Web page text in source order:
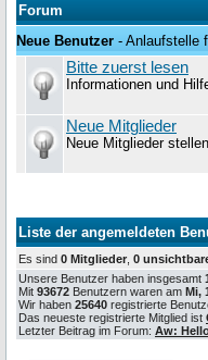
Forum
Neue Benutzer - Anlaufstelle
Bitte zuerst lesen
Informationen und
Neue Mitglieder
Neue Mitglieder
Liste der angemeldeten
Es sind 0 Mitglieder 0
Unsere Benutzer haben insgesamt
Mit 93672 Benutzern waren am Mi,
Wir haben 25640 registrierte
Das neueste registrierte Mitglied ist
Letzter Beitrag im Forum: Aw: